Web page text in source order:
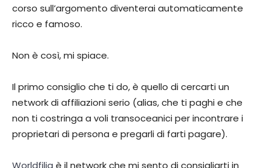
corso sull’argomento diventerai automaticamente
ricco e famoso.
Non è così, mi spiace.
Il primo consiglio che ti do, è quello di cercarti un
network di affiliazioni serio (alias, che ti paghi e che
non ti costringa a voli transoceanici per incontrare i
proprietari di persona e pregarli di farti pagare).
Worldfilia è il network che mi sento di consigliarti in